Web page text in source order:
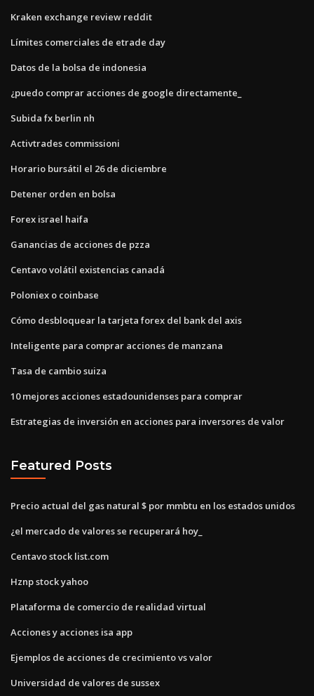
Kraken exchange review reddit
Límites comerciales de etrade day
Datos de la bolsa de indonesia
¿puedo comprar acciones de google directamente_
Subida fx berlin nh
Activtrades commissioni
Horario bursátil el 26 de diciembre
Detener orden en bolsa
Forex israel haifa
Ganancias de acciones de pzza
Centavo volátil existencias canadá
Poloniex o coinbase
Cómo desbloquear la tarjeta forex del bank del axis
Inteligente para comprar acciones de manzana
Tasa de cambio suiza
10 mejores acciones estadounidenses para comprar
Estrategias de inversión en acciones para inversores de valor
Featured Posts
Precio actual del gas natural $ por mmbtu en los estados unidos
¿el mercado de valores se recuperará hoy_
Centavo stock list.com
Hznp stock yahoo
Plataforma de comercio de realidad virtual
Acciones y acciones isa app
Ejemplos de acciones de crecimiento vs valor
Universidad de valores de sussex